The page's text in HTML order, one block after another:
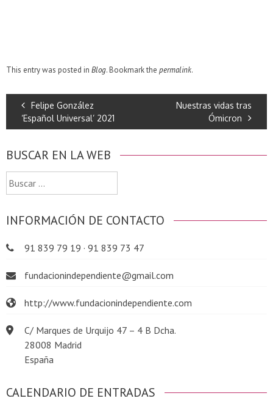
This entry was posted in Blog. Bookmark the permalink.
Felipe González
‘Español Universal’ 2021
Nuestras vidas tras
Ómicron
BUSCAR EN LA WEB
Buscar:
INFORMACIÓN DE CONTACTO
91 839 79 19 · 91 839 73 47
fundacionindependiente@gmail.com
http://www.fundacionindependiente.com
C/ Marques de Urquijo 47 – 4 B Dcha.
28008 Madrid
España
CALENDARIO DE ENTRADAS